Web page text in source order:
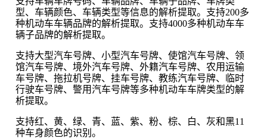
型、车辆颜色、车辆类型等信息的解析提取。支持200多
种机动车车辆品牌的解析提取。支持4000多种机动车车
辆子品牌的解析提取。
支持大型汽车号牌、小型汽车号牌、使馆汽车号牌、领
馆汽车号牌、境外汽车号牌、外籍汽车号牌、农用运输
车号牌、拖拉机号牌、挂车号牌、教练汽车号牌、临时
行驶车号牌、警用汽车号牌等多种机动车车牌类型的解
析提取。
支持红、黄、绿、青、蓝、紫、粉、棕、白、灰和黑11
种车身颜色的识别。